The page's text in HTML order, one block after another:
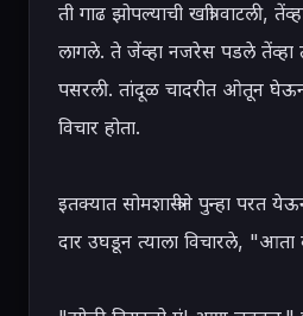
ती गाढ झोपल्याची खात्री वाटली,
लागले. ते जेंव्हा नजरेस पडले तेंव्हा
पसरली. तांदूळ चादरीत ओतून घेऊन
विचार होता.
इतक्यात सोमशास्त्रीने पुन्हा परत
दार उघडून त्याला विचारले,